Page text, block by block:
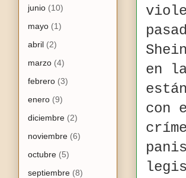
en
con
junio (10)
mayo (1)
abril (2)
marzo (4)
febrero (3)
enero (9)
diciembre (2)
noviembre (6)
octubre (5)
septiembre (8)